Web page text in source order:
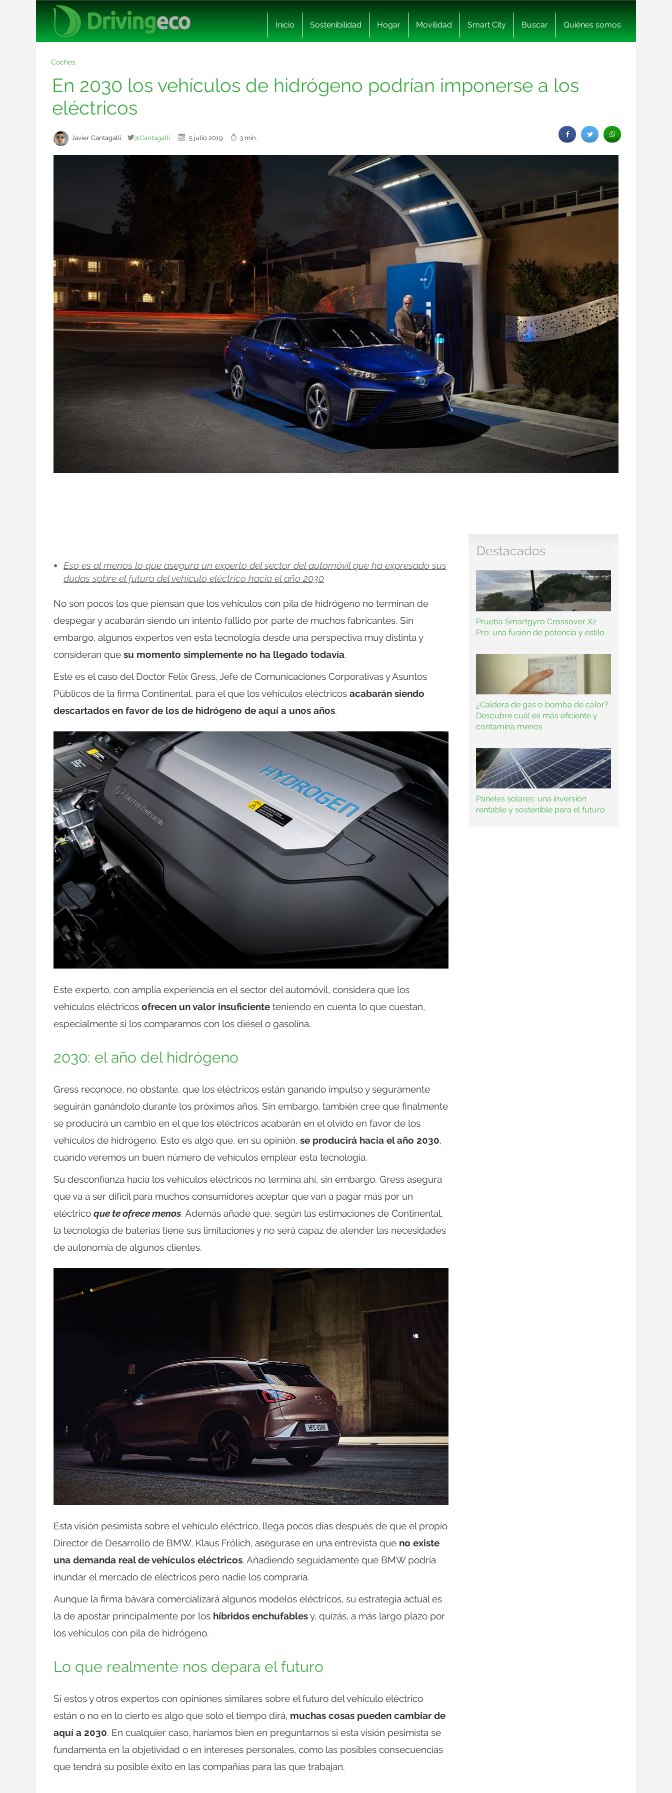
Inicio Sostenibilidad Hogar Movilidad Smart City Buscar Quiénes somos
Coches
En 2030 los vehículos de hidrógeno podrían imponerse a los
eléctricos
Javier Cantagalli @Cantagalli 5 julio 2019 3 min.
Eso es al menos lo que asegura un experto del sector del automóvil que ha expresado sus
dudas sobre el futuro del vehículo eléctrico hacia el año 2030
No son pocos los que piensan que los vehículos con pila de hidrógeno no terminan de
despegar y acabarán siendo un intento fallido por parte de muchos fabricantes. Sin
embargo, algunos expertos ven esta tecnología desde una perspectiva muy distinta y
consideran que su momento simplemente no ha llegado todavía.
Este es el caso del Doctor Felix Gress, Jefe de Comunicaciones Corporativas y Asuntos
Públicos de la firma Continental, para el que los vehículos eléctricos acabarán siendo
descartados en favor de los de hidrógeno de aquí a unos años.
Este experto, con amplia experiencia en el sector del automóvil, considera que los
vehículos eléctricos ofrecen un valor insuficiente teniendo en cuenta lo que cuestan,
especialmente si los comparamos con los diésel o gasolina.
2030: el año del hidrógeno
Gress reconoce, no obstante, que los eléctricos están ganando impulso y seguramente
seguirán ganándolo durante los próximos años. Sin embargo, también cree que finalmente
se producirá un cambio en el que los eléctricos acabarán en el olvido en favor de los
vehículos de hidrógeno. Esto es algo que, en su opinión, se producirá hacia el año 2030,
cuando veremos un buen número de vehículos emplear esta tecnología.
Su desconfianza hacia los vehículos eléctricos no termina ahí, sin embargo. Gress asegura
que va a ser difícil para muchos consumidores aceptar que van a pagar más por un
eléctrico que te ofrece menos. Además añade que, según las estimaciones de Continental,
la tecnología de baterías tiene sus limitaciones y no será capaz de atender las necesidades
de autonomía de algunos clientes.
Esta visión pesimista sobre el vehículo eléctrico, llega pocos días después de que el propio
Director de Desarrollo de BMW, Klaus Frölich, asegurase en una entrevista que no existe
una demanda real de vehículos eléctricos. Añadiendo seguidamente que BMW podría
inundar el mercado de eléctricos pero nadie los compraría.
Aunque la firma bávara comercializará algunos modelos eléctricos, su estrategia actual es
la de apostar principalmente por los híbridos enchufablesy, quizás, a más largo plazo por
los vehículos con pila de hidrógeno.
Lo que realmente nos depara el futuro
Si estos y otros expertos con opiniones similares sobre el futuro del vehículo eléctrico
están o no en lo cierto es algo que solo el tiempo dirá, muchas cosas pueden cambiar de
aquí a 2030. En cualquier caso, haríamos bien en preguntarnos si esta visión pesimista se
fundamenta en la objetividad o en intereses personales, como las posibles consecuencias
que tendrá su posible éxito en las compañías para las que trabajan.
Destacados
Prueba Smartgyro Crossover X2
Pro: una fusión de potencia y estilo
¿Caldera de gas o bomba de calor?
Descubre cuál es más eficiente y
contamina menos
Paneles solares: una inversión
rentable y sostenible para el futuro